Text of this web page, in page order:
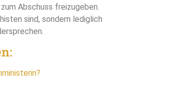
Abschuss freizugeben.
sind, sondern lediglich